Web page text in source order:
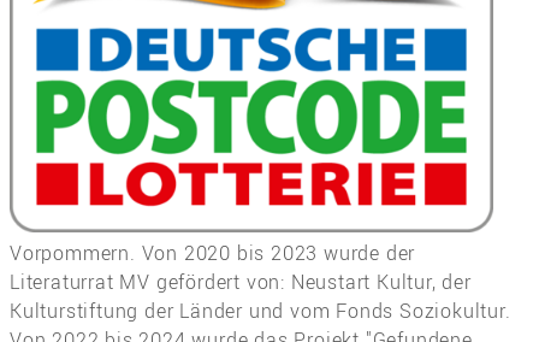
Vorpommern. Von 2020 bis 2023 wurde der
Literaturrat MV gefördert von: Neustart Kultur, der
Kulturstiftung der Länder und vom Fonds Soziokultur.